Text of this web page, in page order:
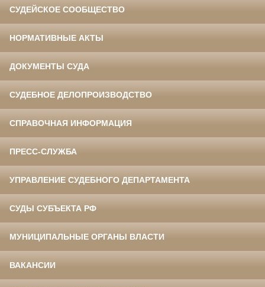
СУДЕЙСКОЕ СООБЩЕСТВО
НОРМАТИВНЫЕ АКТЫ
ДОКУМЕНТЫ СУДА
СУДЕБНОЕ ДЕЛОПРОИЗВОДСТВО
СПРАВОЧНАЯ ИНФОРМАЦИЯ
ПРЕСС-СЛУЖБА
УПРАВЛЕНИЕ СУДЕБНОГО ДЕПАРТАМЕНТА
СУДЫ СУБЪЕКТА РФ
МУНИЦИПАЛЬНЫЕ ОРГАНЫ ВЛАСТИ
ВАКАНСИИ